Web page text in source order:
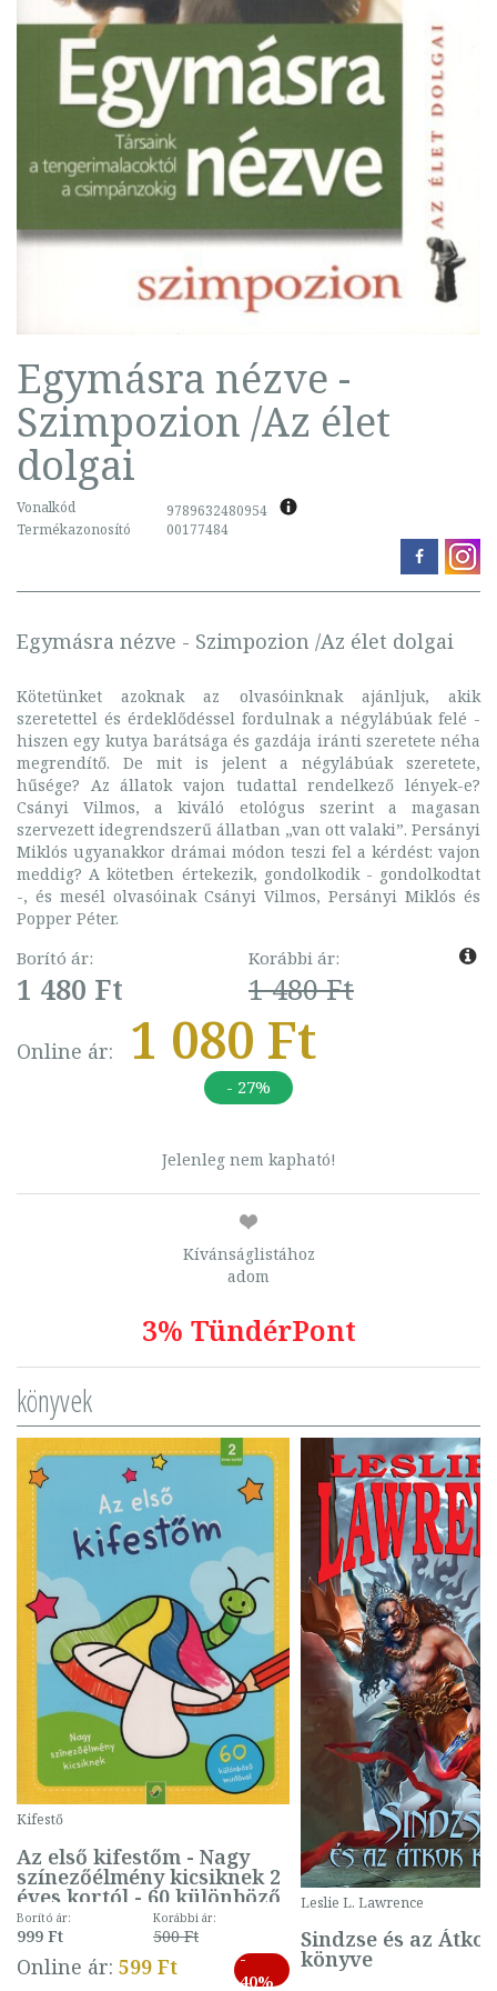
Egymásra nézve -
Szimpozion /Az élet
dolgai
Vonalkód
9789632480954
Termékazonosító
00177484
Egymásra nézve - Szimpozion /Az élet dolgai
Kötetünket azoknak az olvasóinknak ajánljuk, akik
szeretettel és érdeklődéssel fordulnak a négylábúak felé -
hiszen egy kutya barátsága és gazdája iránti szeretete néha
megrendítő. De mit is jelent a négylábúak szeretete,
hűsége? Az állatok vajon tudattal rendelkező lények-e?
Csányi Vilmos, a kiváló etológus szerint a magasan
szervezett idegrendszerű állatban „van ott valaki”. Persányi
Miklós ugyanakkor drámai módon teszi fel a kérdést: vajon
meddig? A kötetben értekezik, gondolkodik - gondolkodtat
-, és mesél olvasóinak Csányi Vilmos, Persányi Miklós és
Popper Péter.
Borító ár:
1 480 Ft
Korábbi ár:
1 480 Ft
Online ár: 1 080 Ft
- 27%
Jelenleg nem kapható!
Kívánságlistához
adom
3% TündérPont
könyvek
Kifestő
Az első kifestőm - Nagy
színezőélmény kicsiknek 2
éves kortól - 60 különböző
mintával (gombás)
Borító ár:
999 Ft
Korábbi ár:
500 Ft
Online ár: 599 Ft
-
40%
Leslie L. Lawrence
Sindzse és az Átkok
könyve